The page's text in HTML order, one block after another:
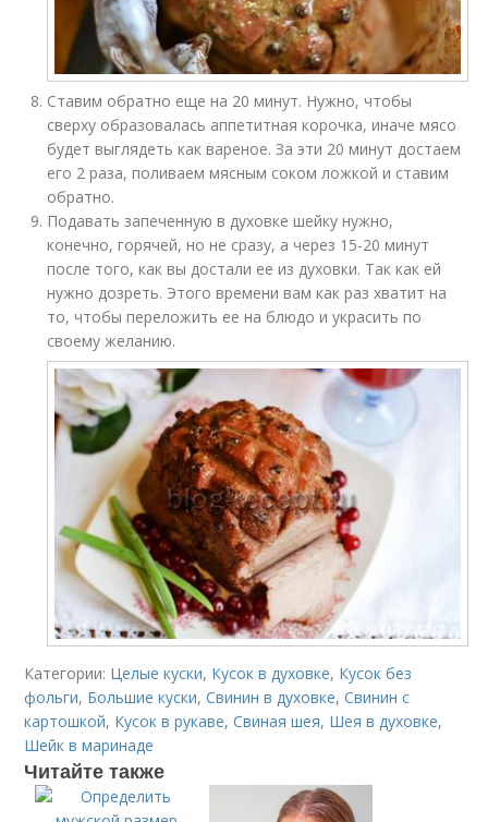
Ставим обратно еще на 20 минут. Нужно, чтобы
сверху образовалась аппетитная корочка, иначе мясо
будет выглядеть как вареное. За эти 20 минут достаем
его 2 раза, поливаем мясным соком ложкой и ставим
обратно.
Подавать запеченную в духовке шейку нужно,
конечно, горячей, но не сразу, а через 15-20 минут
после того, как вы достали ее из духовки. Так как ей
нужно дозреть. Этого времени вам как раз хватит на
то, чтобы переложить ее на блюдо и украсить по
своему желанию.
Категории: Целые куски, Кусок в духовке, Кусок без
фольги, Большие куски,Свинин в духовке,Свинин с
картошкой, Кусок в рукаве,Свиная шея, Шея в духовке,
Шейк в маринаде
Читайте также